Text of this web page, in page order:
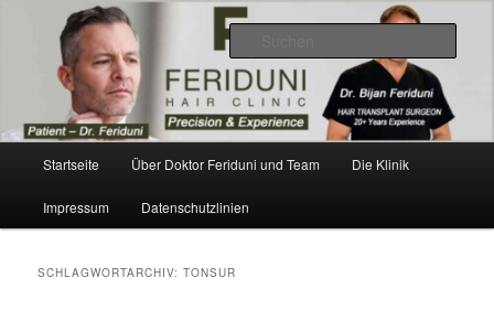
sekundären
Dr. Feriduni Haartransplantation –
Blog Österreich
Videos, Ergebnisse, Bilder
Startseite Über Doktor Feriduni und Team Die Klinik
Impressum Datenschutzlinien
SCHLAGWORTARCHIV:TONSUR